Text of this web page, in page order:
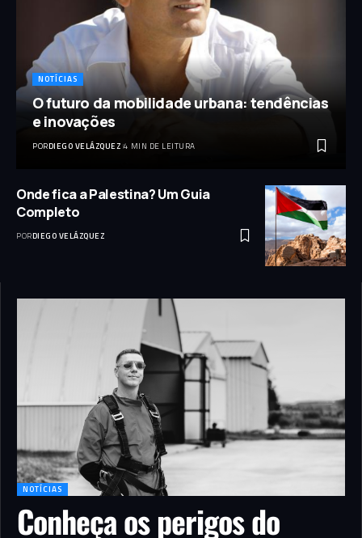
NOTÍCIAS
O futuro da mobilidade urbana: tendências
e inovações
PORDIEGO VELÁZQUEZ 4 MIN DE LEITURA
Onde fica a Palestina? Um Guia
Completo
PORDIEGO VELÁZQUEZ
NOTÍCIAS
Conheça os perigos do